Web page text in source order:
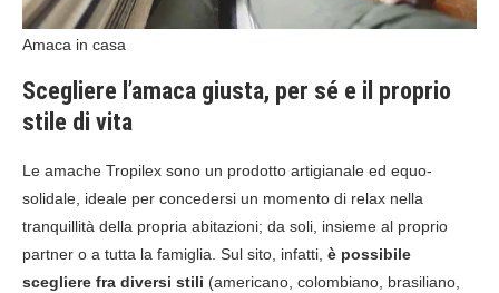
Amaca in casa
Scegliere l’amaca giusta, per sé e il proprio
stile di vita
Le amache Tropilex sono un prodotto artigianale ed equo-
solidale, ideale per concedersi un momento di relax nella
tranquillità della propria abitazioni; da soli, insieme al proprio
partner o a tutta la famiglia. Sul sito, infatti, è possibile
scegliere fra diversi stili (americano, colombiano, brasiliano,